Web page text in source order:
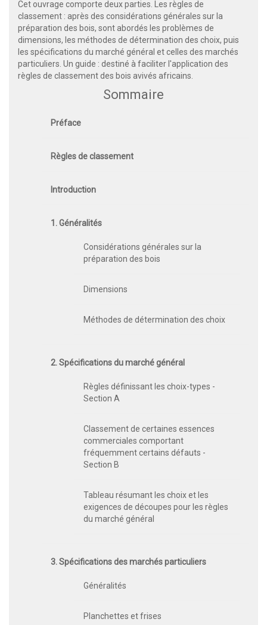
Cet ouvrage comporte deux parties. Les règles de
classement : après des considérations générales sur la
préparation des bois, sont abordés les problèmes de
dimensions, les méthodes de détermination des choix, puis
les spécifications du marché général et celles des marchés
particuliers. Un guide : destiné à faciliter l'application des
règles de classement des bois avivés africains.
Sommaire
Préface
Règles de classement
Introduction
1. Généralités
Considérations générales sur la
préparation des bois
Dimensions
Méthodes de détermination des choix
2. Spécifications du marché général
Règles définissant les choix-types -
Section A
Classement de certaines essences
commerciales comportant
fréquemment certains défauts -
Section B
Tableau résumant les choix et les
exigences de découpes pour les règles
du marché général
3. Spécifications des marchés particuliers
Généralités
Planchettes et frises